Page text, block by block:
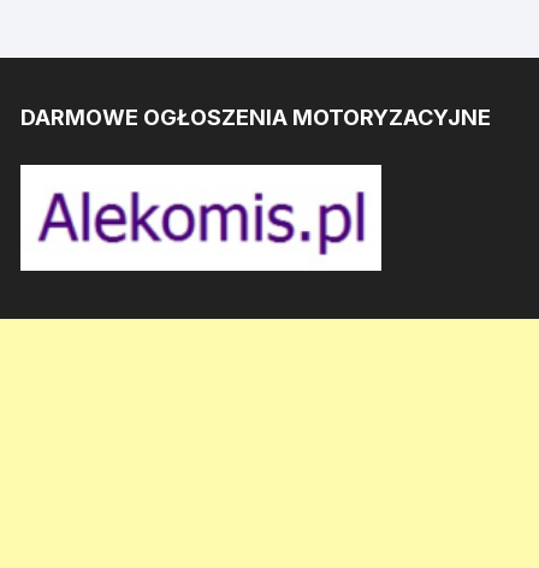
DARMOWE OGŁOSZENIA MOTORYZACYJNE